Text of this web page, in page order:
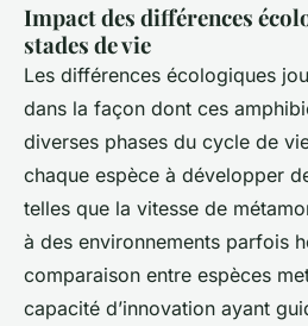
Impact des différences
stades de vie
Les différences écologiques
dans la façon dont ces
diverses phases du cycle de
chaque espèce à développer
telles que la vitesse de
à des environnements parfois
comparaison entre espèces
capacité d’innovation ayant